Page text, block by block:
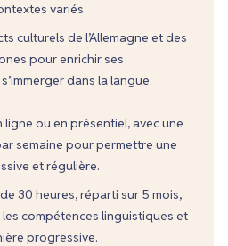
variés.
culturels de l’Allemagne et des
pour enrichir ses
dans la langue.
ligne ou en présentiel, avec une
semaine pour permettre une
et régulière.
30 heures, réparti sur 5 mois,
compétences linguistiques et
progressive.